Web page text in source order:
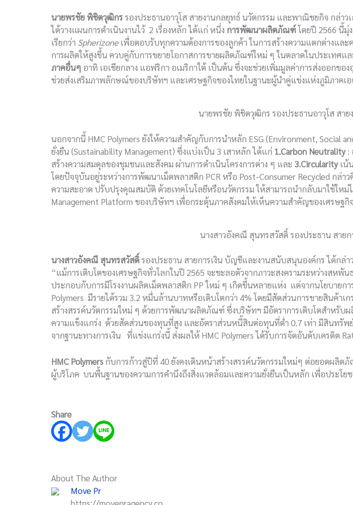
นายพรชัย พิชิตวุฒิกรรองประธานอาวุโส สายงานกลยุทธ์ นวัตกรรม และพาณิชยกิจ กล่าว
ได้วางแผนการดำเนินงานไว้ 2 เรื่องหลัก ได้แก่ หนึ่ง การพัฒนาผลิตภัณฑ์โดยปี 2566 นี้มุ่
เรียกว่า Spherizoneเพื่อตอบรับทุกความต้องการของลูกค้า ในการสร้างความแตกต่างแล
การผลิตให้สูงขึ้น ควบคู่กับการขยายโอกาสการขายผลิตภัณฑ์ใหม่ ๆ ในตลาดในประเทศแ
ภาคอื่นๆ อาทิ เอเชียกลาง แอฟริกา อเมริกาใต้ เป็นต้น ซึ่งจะช่วยเพิ่มมูลค่าการส่งออกข
ช่วยส่งเสริมภาพลักษณ์ของบริษัทฯ และเศรษฐกิจของไทยในฐานะผู้นำคู่แข่งแห่งภูมิภาคเอ
นายพรชัย พิชิตวุฒิกร รองประธานอาวุโส สา
นอกจากนี้ HMC Polymers ยังให้ความสำคัญกับการนำหลัก ESG (Environment, Social
ยั่งยืน (Sustainability Management) ซึ่งแบ่งเป็น 3 เสาหลัก ได้แก่ 1.Carbon Neutrality:
สร้างความสมดุลของชุมชนและสังคม ผ่านการดำเนินโครงการต่าง ๆ และ 3.Circularityเน้
โดยปัจจุบันอยู่ระหว่างการพัฒนาเม็ดพลาสติก PCR หรือ Post-Consumer Recycled กล่
ความสะอาด ปรับปรุงคุณสมบัติ ด้วยเทคโนโลยีหรือนวัตกรรม ให้สามารถนํากลับมาใช้ใหม่
Management Platform ของบริษัทฯ เพื่อกระตุ้นภาคสังคมให้เห็นความสำคัญของเศรษฐกิ
นางสาวอังคณี สุนทรสวัสดิ์ รองประธาน สา
นางสาวอังคณี สุนทรสวัสดิ์รองประธาน สายการเงิน บัญชีและงานสนับสนุนองค์กร ได้กล่
“แม้การเติบโตของเศรษฐกิจทั่วโลกในปี 2565 จะชะลอตัวจากภาวะสงครามระหว่างสห
ประกอบกับการมีโรงงานผลิตเม็ดพลาสติก PP ใหม่ ๆ เกิดขึ้นหลายแห่ง แต่จากนโยบายก
Polymers มีรายได้รวม 3.2 หมื่นล้านบาทหรือเติบโตกว่า 4% โดยมีสัดส่วนการขายสินค้า
สร้างสรรค์นวัตกรรมใหม่ ๆ ด้วยการพัฒนาผลิตภัณฑ์ ซึ่งบริษัทฯ มีอัตราการเติบโตสำหรั
ความแข็งแกร่ง ด้วยสัดส่วนของทุนที่สูง และอัตราส่วนหนี้สินต่อทุนที่ต่ำ 0.7 เท่า มีสินท
จากฐานะทางการเงิน ที่แข่งแกร่งนี้ ส่งผลให้ HMC Polymers ได้รับการจัดอันดับเครดิต
HMC Polymers กับการก้าวสู่ปีที่ 40 ยังคงเดินหน้าสร้างสรรค์นวัตกรรมใหม่ๆ ต่อยอดผ
ผู้บริโภค บนพื้นฐานของความการคำนึงถึงสิ่งแวดล้อมและความยั่งยืนเป็นหลัก เพื่อประโย
Share
About The Author
Move Pr